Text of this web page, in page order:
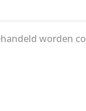
worden